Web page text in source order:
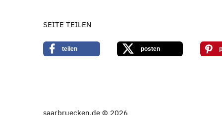
SEITE TEILEN
teilen posten
saarbruecken.de © 2026